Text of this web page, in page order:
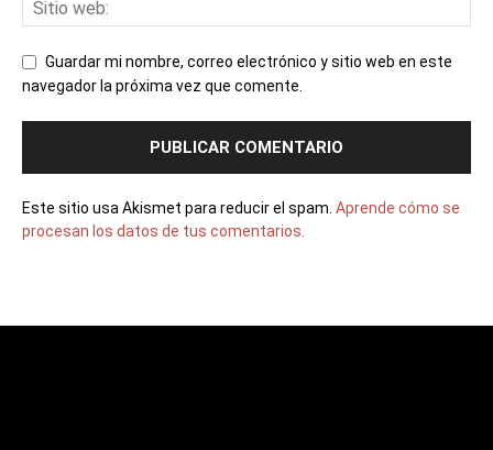
Guardar mi nombre, correo electrónico y sitio web en este
navegador la próxima vez que comente.
Este sitio usa Akismet para reducir el spam. Aprende cómo se
procesan los datos de tus comentarios.